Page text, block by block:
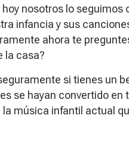
nosotros lo
infancia y sus
ahora te
la casa?
si tienes un
se hayan convertido en
música infantil actual